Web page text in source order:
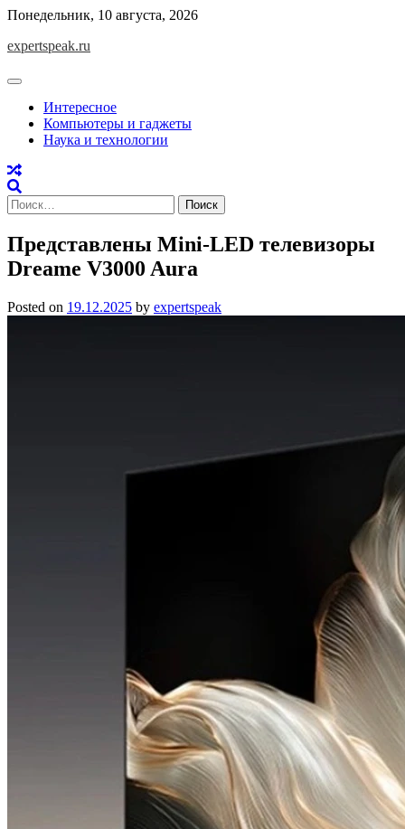
Skip
content
Понедельник, 10 августа, 2026
expertspeak.ru
Интересное
Компьютеры и гаджеты
Наука и технологии
Найти:
Представлены Mini-LED телевизоры
Dreame V3000 Aura
Posted on 19.12.2025 by expertspeak